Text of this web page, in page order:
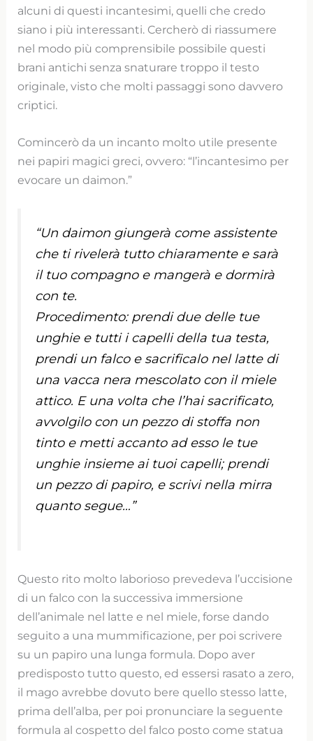
alcuni di questi incantesimi, quelli che credo
siano i più interessanti. Cercherò di riassumere
nel modo più comprensibile possibile questi
brani antichi senza snaturare troppo il testo
originale, visto che molti passaggi sono davvero
criptici.
Comincerò da un incanto molto utile presente
nei papiri magici greci, ovvero: “l’incantesimo per
evocare un daimon.”
“Un daimon giungerà come assistente
che ti rivelerà tutto chiaramente e sarà
il tuo compagno e mangerà e dormirà
con te.
Procedimento: prendi due delle tue
unghie e tutti i capelli della tua testa,
prendi un falco e sacrificalo nel latte di
una vacca nera mescolato con il miele
attico. E una volta che l’hai sacrificato,
avvolgilo con un pezzo di stoffa non
tinto e metti accanto ad esso le tue
unghie insieme ai tuoi capelli; prendi
un pezzo di papiro, e scrivi nella mirra
quanto segue…”
Questo rito molto laborioso prevedeva l’uccisione
di un falco con la successiva immersione
dell’animale nel latte e nel miele, forse dando
seguito a una mummificazione, per poi scrivere
su un papiro una lunga formula. Dopo aver
predisposto tutto questo, ed essersi rasato a zero,
il mago avrebbe dovuto bere quello stesso latte,
prima dell’alba, per poi pronunciare la seguente
formula al cospetto del falco posto come statua